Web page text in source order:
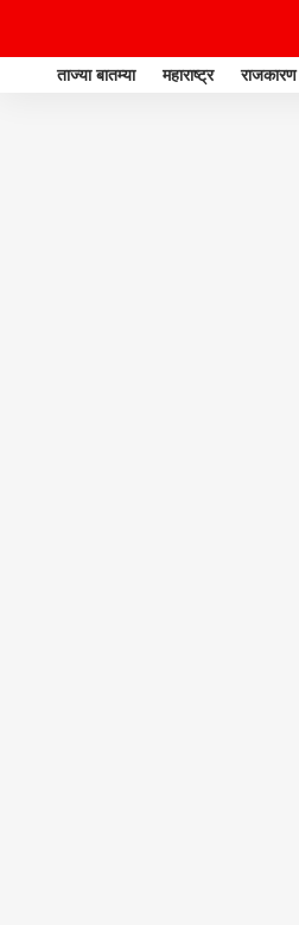
ताज्या बातम्या महाराष्ट्र राजकारण